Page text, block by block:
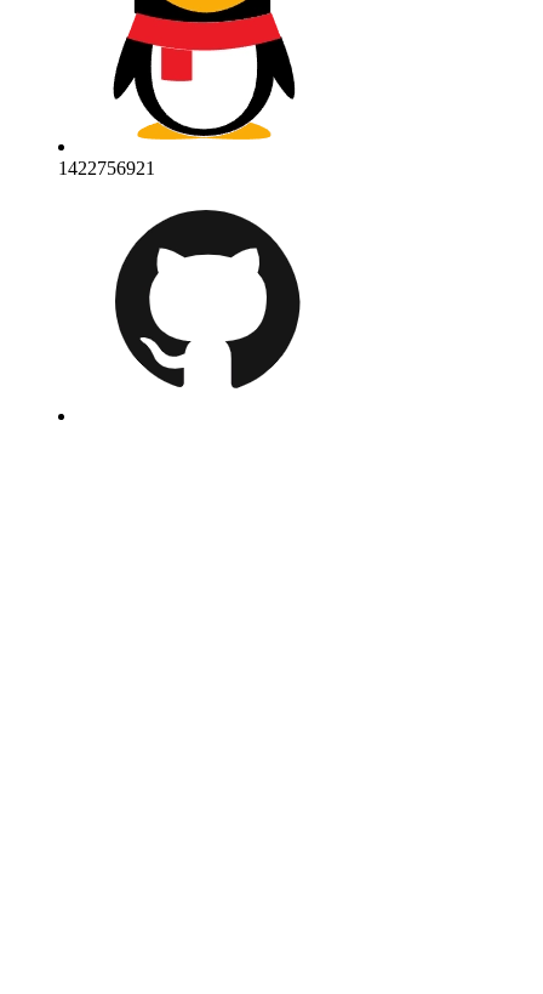
1422756921